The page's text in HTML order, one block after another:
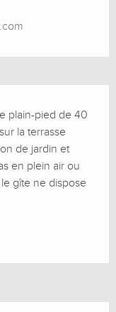
plain-pied de 40
la terrasse
de jardin et
en plein air ou
gîte ne dispose